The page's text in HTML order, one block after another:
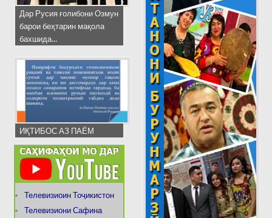
Дар Русия ғолибони Озмун
барои беҳтарин мақола
бахшида...
ИҚТИБОС АЗ ПАЁМ
Телевизиоин Тоҷикистон
Телевизиони Сафина